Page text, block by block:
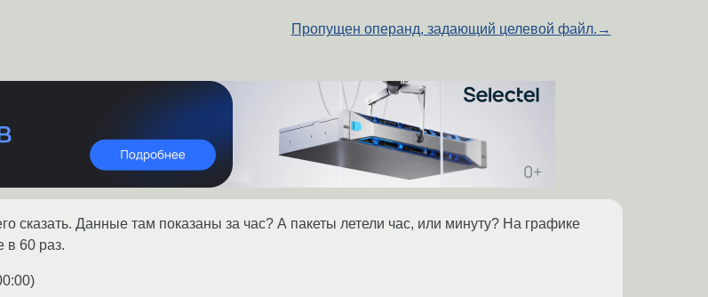
Пропущен операнд, задающий целевой файл. →
сказать. Данные там показаны за час? А пакеты летели час, или минуту? На графике
в 60 раз.
)